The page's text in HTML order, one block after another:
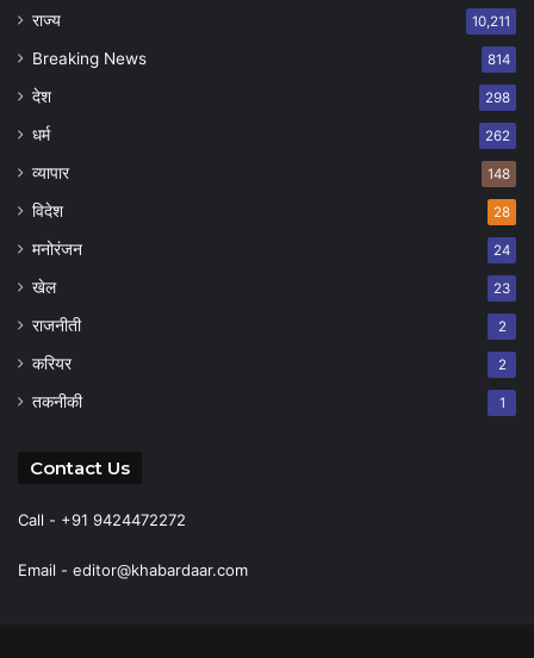
राज्य 10,211
Breaking News 814
देश 298
धर्म 262
व्यापार 148
विदेश 28
मनोरंजन 24
खेल 23
राजनीती 2
करियर 2
तकनीकी 1
Contact Us
Call - +91 9424472272
Email - editor@khabardaar.com